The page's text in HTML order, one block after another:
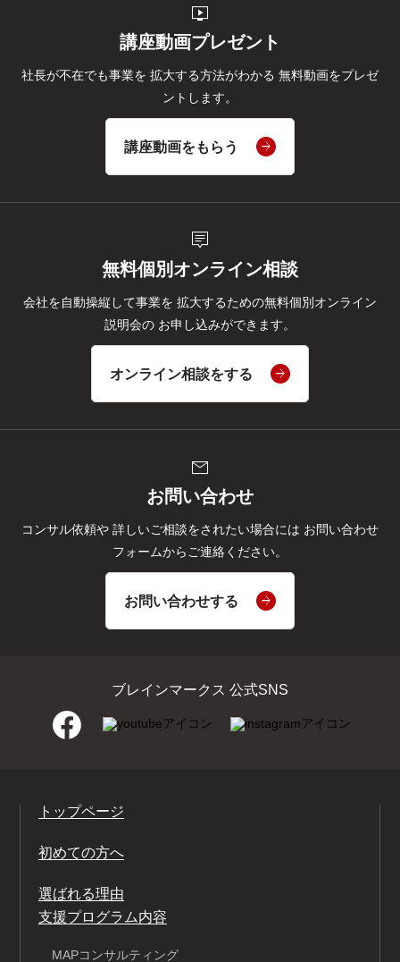
live_tv
講座動画プレゼント
社長が不在でも事業を 拡大する方法がわかる 無料動画をプレゼ
ントします。
講座動画をもらう
tooltip_2
無料個別オンライン相談
会社を自動操縦して事業を 拡大するための無料個別オンライン
説明会の お申し込みができます。
オンライン相談をする
mail
お問い合わせ
コンサル依頼や 詳しいご相談をされたい場合には お問い合わせ
フォームからご連絡ください。
お問い合わせする
ブレインマークス 公式SNS
トップページ
初めての方へ
選ばれる理由
支援プログラム内容
MAPコンサルティング